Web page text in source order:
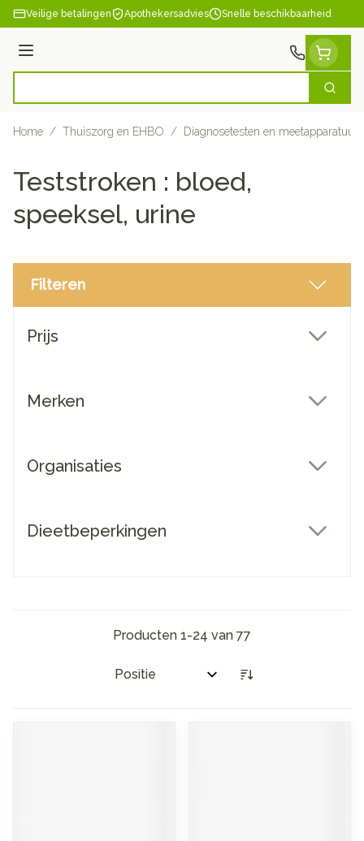
Ga naar de inhoud
Veilige betalingen Apothekersadvies Snelle beschikbaarheid
Menu
Zoek
Home / Thuiszorg en EHBO / Diagnosetesten en meetapparatuur
Teststroken : bloed,
speeksel, urine
Filteren
Prijs
Merken
Organisaties
Dieetbeperkingen
Producten 1-24 van 77
Sorteer op: